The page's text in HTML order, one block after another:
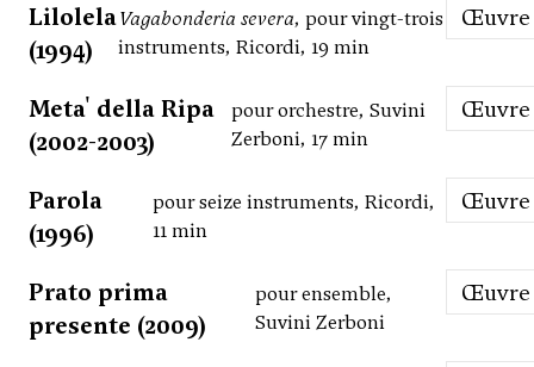
Lilolela
(1994)
Vagabonderia severa, pour vingt-trois
instruments, Ricordi, 19 min
Œuvre
Meta' della Ripa
(2002-2003)
pour orchestre, Suvini
Zerboni, 17 min
Œuvre
Parola
(1996)
pour seize instruments, Ricordi,
11 min
Œuvre
Prato prima
presente (2009)
pour ensemble,
Suvini Zerboni
Œuvre